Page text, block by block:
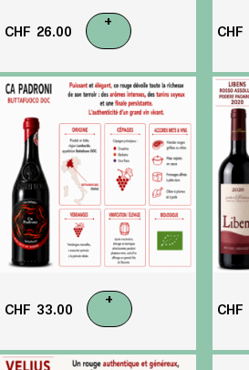
CHF 26.00
+
CHF
CHF 33.00
+
CHF